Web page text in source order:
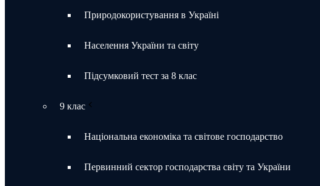
Природокористування в Україні
Населення України та світу
Підсумковий тест за 8 клас
9 клас
Національна економіка та світове господарство
Первинний сектор господарства світу та України